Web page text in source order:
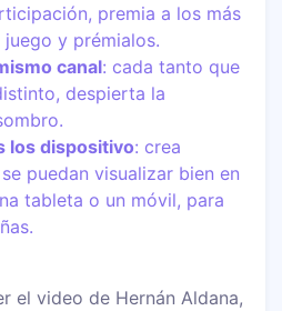
premia a los más
y prémialos.
canal: cada tanto que
despierta la
los dispositivo: crea
puedan visualizar bien en
tableta o un móvil, para
el video de Hernán Aldana,